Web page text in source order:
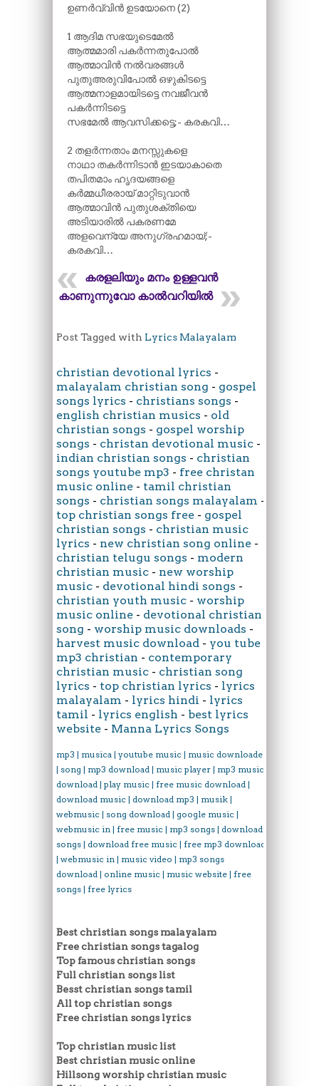
ഉണർവ്വിൻ ഉടയോനെ (2)
1 ആദിമ സഭയുടെമേൽ
ആത്മമാരി പകർന്നതുപോൽ
ആത്മാവിൻ നൽവരങ്ങൾ
പുതുഅരുവിപോൽ ഒഴുകിടട്ടെ
ആത്മനാളമായിടട്ടെ നവജീവൻ
പകർന്നിടട്ടെ
സഭമേൽ ആവസിക്കട്ടെ;- കരകവി…
2 തളർന്നതാം മനസ്സുകളെ
നാഥാ തകർന്നിടാൻ ഇടയാകാതെ
തപിതമാം ഹൃദയങ്ങളെ
കർമ്മധീരരായ് മാറ്റിടുവാൻ
ആത്മാവിൻ പുതുശക്തിയെ
അടിയാരിൽ പകരണമേ
അളവെന്യേ അനുഗ്രഹമായ്;-
കരകവി…
കരളലിയും മനം ഉള്ളവൻ
കാണുന്നുവോ കാൽവറിയിൽ
Post Tagged with Lyrics Malayalam
christian devotional lyrics -
malayalam christian song - gospel
songs lyrics - christians songs -
english christian musics - old
christian songs - gospel worship
songs - christan devotional music -
indian christian songs - christian
songs youtube mp3 - free christan
music online - tamil christian
songs - christian songs malayalam -
top christian songs free - gospel
christian songs - christian music
lyrics - new christian song online -
christian telugu songs - modern
christian music - new worship
music - devotional hindi songs -
christian youth music - worship
music online - devotional christian
song - worship music downloads -
harvest music download - you tube
mp3 christian - contemporary
christian music - christian song
lyrics - top christian lyrics - lyrics
malayalam - lyrics hindi - lyrics
tamil - lyrics english - best lyrics
website - Manna Lyrics Songs
mp3 | musica | youtube music | music downloader
| song | mp3 download | music player | mp3 music
download | play music | free music download |
download music | download mp3 | musik |
webmusic | song download | google music |
webmusic in | free music | mp3 songs | download
songs | download free music | free mp3 download
| webmusic in | music video | mp3 songs
download | online music | music website | free
songs | free lyrics
Best christian songs malayalam
Free christian songs tagalog
Top famous christian songs
Full christian songs list
Besst christian songs tamil
All top christian songs
Free christian songs lyrics
Top christian music list
Best christian music online
Hillsong worship christian music